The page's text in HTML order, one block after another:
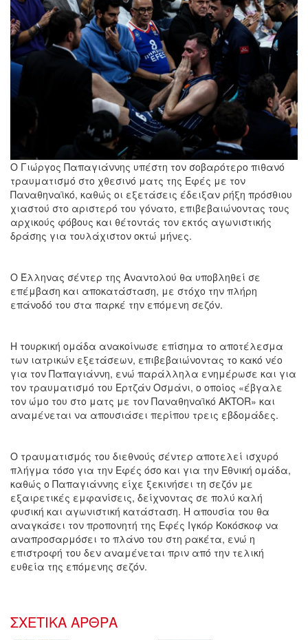
6693206-(1)-(plagies)_145406.jpg
Ο Γιώργος Παπαγιάννης υπέστη τον σοβαρότερο πιθανό
τραυματισμό στο χθεσινό ματς της Εφές με τον
Παναθηναϊκό, καθώς οι εξετάσεις έδειξαν ρήξη πρόσθιου
χιαστού στο αριστερό του γόνατο, επιβεβαιώνοντας τους
αρχικούς φόβους και θέτοντάς τον εκτός αγωνιστικής
δράσης για τουλάχιστον οκτώ μήνες.
Ο Έλληνας σέντερ της Αναντολού θα υποβληθεί σε
επέμβαση και αποκατάσταση, με στόχο την πλήρη
επάνοδό του στα παρκέ την επόμενη σεζόν.
Η τουρκική ομάδα ανακοίνωσε επίσημα το αποτέλεσμα
των ιατρικών εξετάσεων, επιβεβαιώνοντας το κακό νέο
για τον Παπαγιάννη, ενώ παράλληλα ενημέρωσε και για
τον τραυματισμό του Ερτζάν Οσμάνι, ο οποίος «έβγαλε
τον ώμο του στο ματς με τον Παναθηναϊκό AKTOR» και
αναμένεται να απουσιάσει περίπου τρεις εβδομάδες.
Ο τραυματισμός του διεθνούς σέντερ αποτελεί ισχυρό
πλήγμα τόσο για την Εφές όσο και για την Εθνική ομάδα,
καθώς ο Παπαγιάννης είχε ξεκινήσει τη σεζόν με
εξαιρετικές εμφανίσεις, δείχνοντας σε πολύ καλή
φυσική και αγωνιστική κατάσταση. Η απουσία του θα
αναγκάσει τον προπονητή της Εφές Ιγκόρ Κοκόσκοφ να
αναπροσαρμόσει το πλάνο του στη ρακέτα, ενώ η
επιστροφή του δεν αναμένεται πριν από την τελική
ευθεία της επόμενης σεζόν.
ΣΧΕΤΙΚΑ ΑΡΘΡΑ